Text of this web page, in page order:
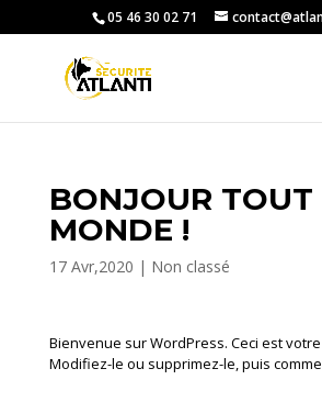
05 46 30 02 71
BONJOUR TOUT
MONDE !
17 Avr,2020 | Non classé
Bienvenue sur WordPress. Ceci est
Modifiez-le ou supprimez-le, puis